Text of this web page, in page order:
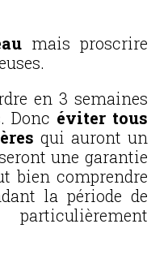
mais proscrire
en 3 semaines
Donc éviter tous
qui auront un
une garantie
bien comprendre
la période de